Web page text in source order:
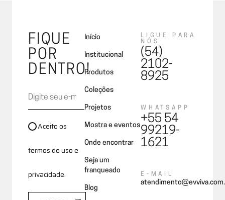
FIQUE
POR
DENTRO!
Aceito os
termos de uso e
privacidade.
Início
Institucional
Produtos
Coleções
Projetos
Mostra e eventos
Onde encontrar
Seja um
franqueado
Blog
LIGUE PARA
NÓS
(54)
2102-
8925
WHATSAPP
+55 54
99219-
1621
E-MAIL